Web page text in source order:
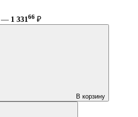
— 1 33166 ₽
В корзину